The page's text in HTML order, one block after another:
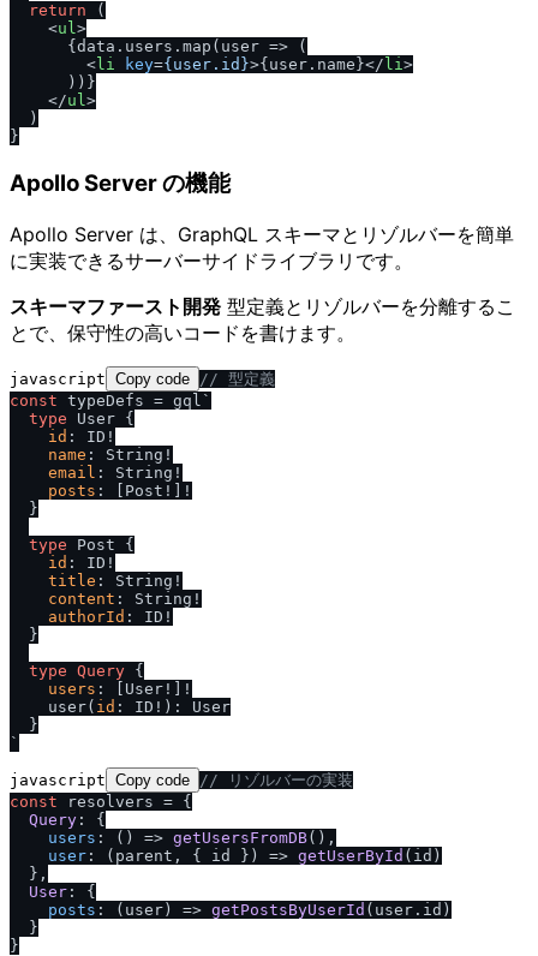
return (
<ul>
      {data.users.map(user => (
<li key={user.id}>{user.name}</ li>
      ))}
</ul>
  )
Apollo Server の機能
Apollo Server は、GraphQL スキーマとリゾルバーを簡単
に実装できるサーバーサイドライブラリです。
スキーマファースト開発 型定義とリゾルバーを分離するこ
とで、保守性の高いコードを書けます。
javascript Copy code / / 型定義
const typeDefs = gql`
type User {
id : ID !
name : String !
email : String !
posts : [ Post ! ] !
}
type Post {
id : ID !
title : String !
content : String !
authorId : ID !
}
type Query {
users : [ User ! ] !
    user
( id : ID ! ) :
User
}
`
javascript Copy code / / リゾルバーの実装
const resolvers = {
Query : {
users : () => getUsersFromDB(),
user : ( parent, { id } ) => getUserById (id)
  },
User : {
posts : ( user) => getPostsByUserId (user. id )
  }